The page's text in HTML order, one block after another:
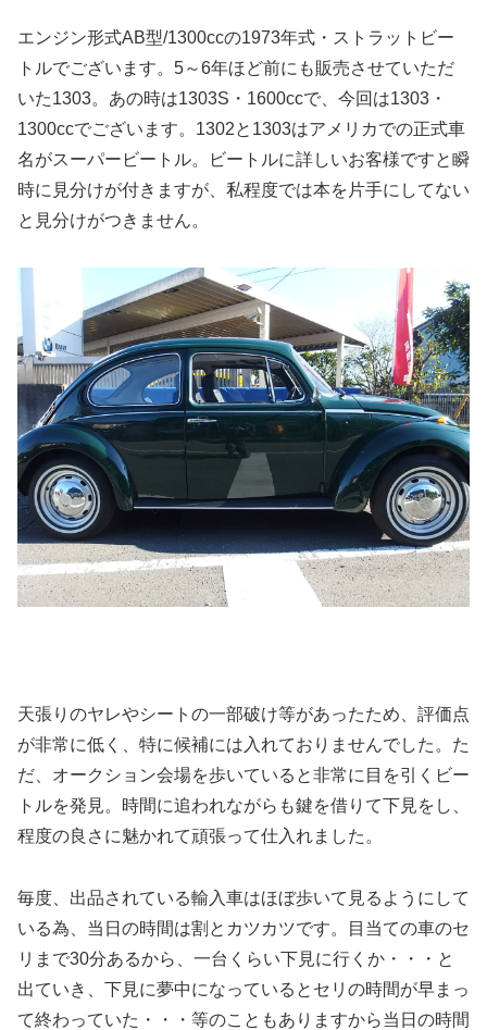
エンジン形式AB型/1300ccの1973年式・ストラットビー
トルでございます。5～6年ほど前にも販売させていただ
いた1303。あの時は1303S・1600ccで、今回は1303・
1300ccでございます。1302と1303はアメリカでの正式車
名がスーパービートル。ビートルに詳しいお客様ですと瞬
時に見分けが付きますが、私程度では本を片手にしてない
と見分けがつきません。
天張りのヤレやシートの一部破け等があったため、評価点
が非常に低く、特に候補には入れておりませんでした。た
だ、オークション会場を歩いていると非常に目を引くビー
トルを発見。時間に追われながらも鍵を借りて下見をし、
程度の良さに魅かれて頑張って仕入れました。
毎度、出品されている輸入車はほぼ歩いて見るようにして
いる為、当日の時間は割とカツカツです。目当ての車のセ
リまで30分あるから、一台くらい下見に行くか・・・と
出ていき、下見に夢中になっているとセリの時間が早まっ
て終わっていた・・・等のこともありますから当日の時間